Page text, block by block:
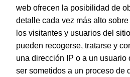
Dohe – Agenda Estoril – Día
Burdeos – Portugués
EAN: 8421938126266
web ofrecen la posibilidad de
detalle cada vez más alto
los visitantes y usuarios del
pueden recogerse, tratarse y
una dirección IP o a un usuario
ser sometidos a un proceso de